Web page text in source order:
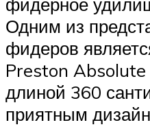
Одним из
фидеров
Preston Absolute
длиной 360
приятным